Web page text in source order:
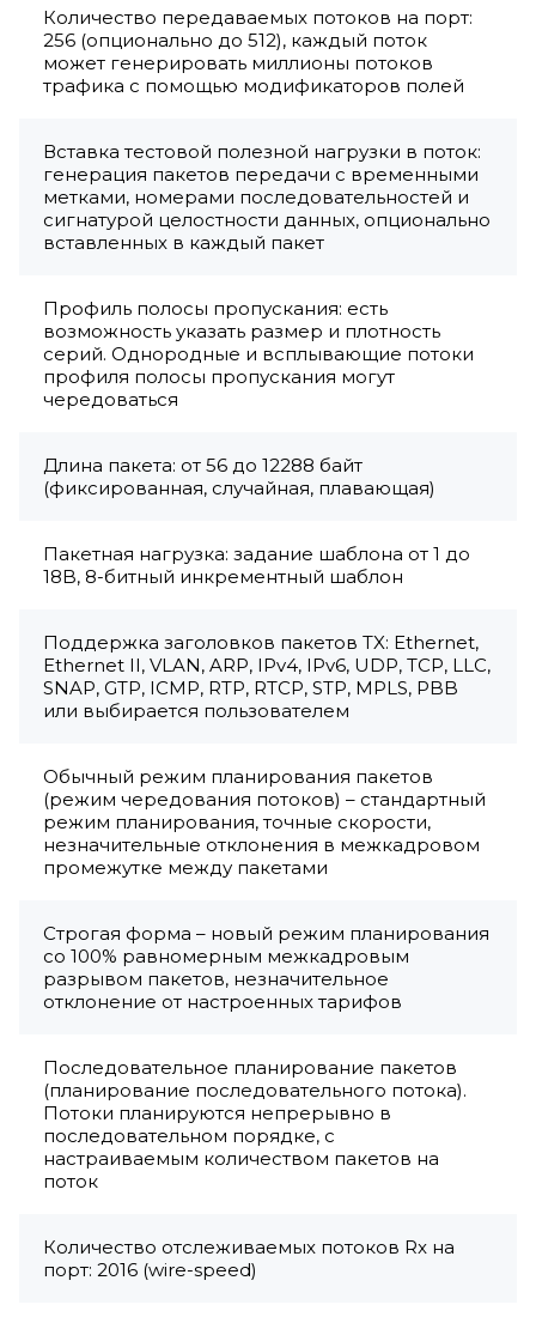
Количество передаваемых потоков на порт:
256 (опционально до 512), каждый поток
может генерировать миллионы потоков
трафика с помощью модификаторов полей
Вставка тестовой полезной нагрузки в поток:
генерация пакетов передачи с временными
метками, номерами последовательностей и
сигнатурой целостности данных, опционально
вставленных в каждый пакет
Профиль полосы пропускания: есть
возможность указать размер и плотность
серий. Однородные и всплывающие потоки
профиля полосы пропускания могут
чередоваться
Длина пакета: от 56 до 12288 байт
(фиксированная, случайная, плавающая)
Пакетная нагрузка: задание шаблона от 1 до
18B, 8-битный инкрементный шаблон
Поддержка заголовков пакетов TX: Ethernet,
Ethernet II, VLAN, ARP, IPv4, IPv6, UDP, TCP, LLC,
SNAP, GTP, ICMP, RTP, RTCP, STP, MPLS, PBB
или выбирается пользователем
Обычный режим планирования пакетов
(режим чередования потоков) – стандартный
режим планирования, точные скорости,
незначительные отклонения в межкадровом
промежутке между пакетами
Строгая форма – новый режим планирования
со 100% равномерным межкадровым
разрывом пакетов, незначительное
отклонение от настроенных тарифов
Последовательное планирование пакетов
(планирование последовательного потока).
Потоки планируются непрерывно в
последовательном порядке, с
настраиваемым количеством пакетов на
поток
Количество отслеживаемых потоков Rx на
порт: 2016 (wire-speed)